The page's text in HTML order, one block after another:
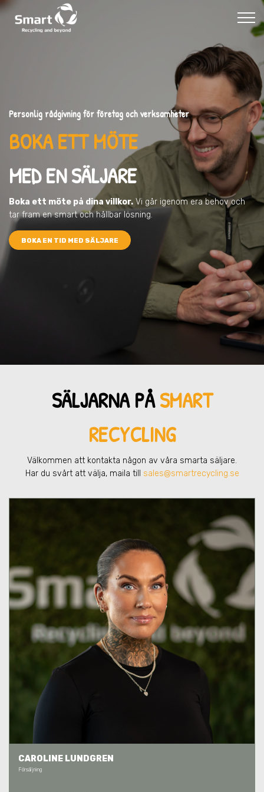
Personlig rådgivning för företag och verksamheter
BOKA ETT MÖTE
MED EN SÄLJARE
Boka ett möte på dina villkor. Vi går igenom era behov och
tar fram en smart och hållbar lösning.
BOKA EN TID MED SÄLJARE
SÄLJARNA PÅSMART
RECYCLING
Välkommen att kontakta någon av våra smarta säljare.
Har du svårt att välja, maila till sales@smartrecycling.se
CAROLINE LUNDGREN
Försäljning